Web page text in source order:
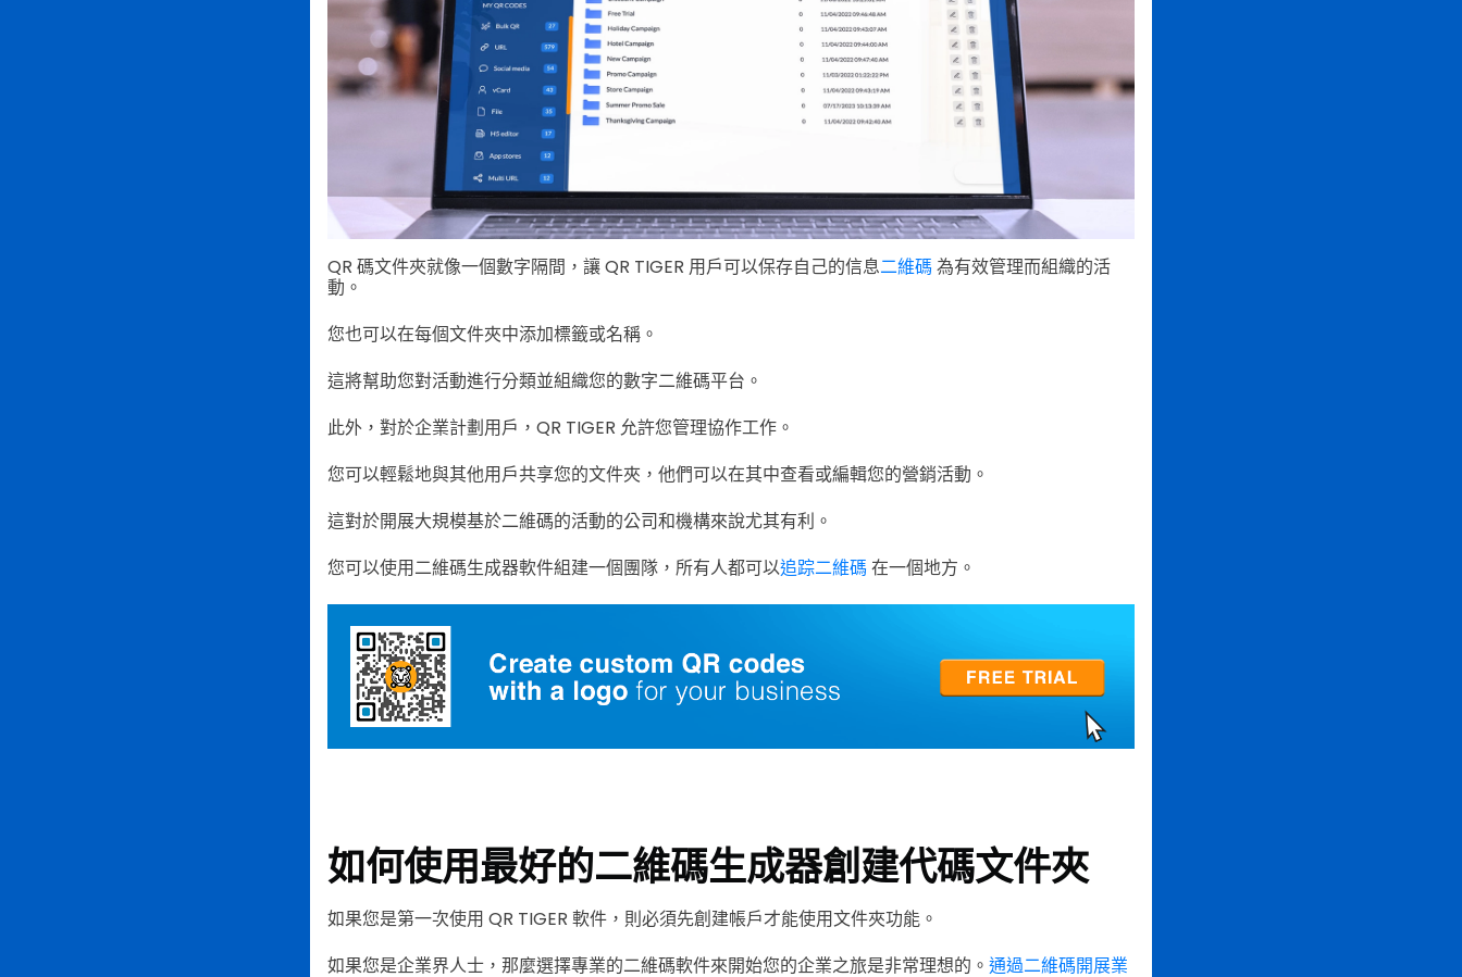
QR 碼文件夾就像一個數字隔間，讓 QR TIGER 用戶可以保存自己的信息二維碼 為有效管理而組織的活
動。
您也可以在每個文件夾中添加標籤或名稱。
這將幫助您對活動進行分類並組織您的數字二維碼平台。
此外，對於企業計劃用戶，QR TIGER 允許您管理協作工作。
您可以輕鬆地與其他用戶共享您的文件夾，他們可以在其中查看或編輯您的營銷活動。
這對於開展大規模基於二維碼的活動的公司和機構來說尤其有利。
您可以使用二維碼生成器軟件組建一個團隊，所有人都可以追踪二維碼 在一個地方。
如何使用最好的二維碼生成器創建代碼文件夾
如果您是第一次使用 QR TIGER 軟件，則必須先創建帳戶才能使用文件夾功能。
如果您是企業界人士，那麼選擇專業的二維碼軟件來開始您的企業之旅是非常理想的。 通過二維碼開展業